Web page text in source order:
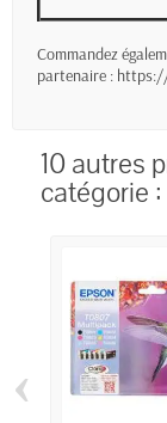
Commandez
partenaire :
10 autres
catégorie :
‹